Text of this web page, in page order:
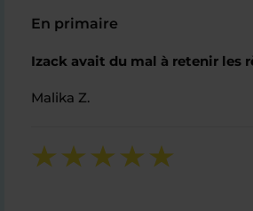
En primaire
Izack avait du mal à retenir les
Malika Z.